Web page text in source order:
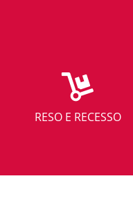
RESO E RECESSO